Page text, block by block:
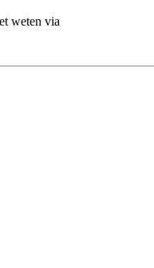
weten via